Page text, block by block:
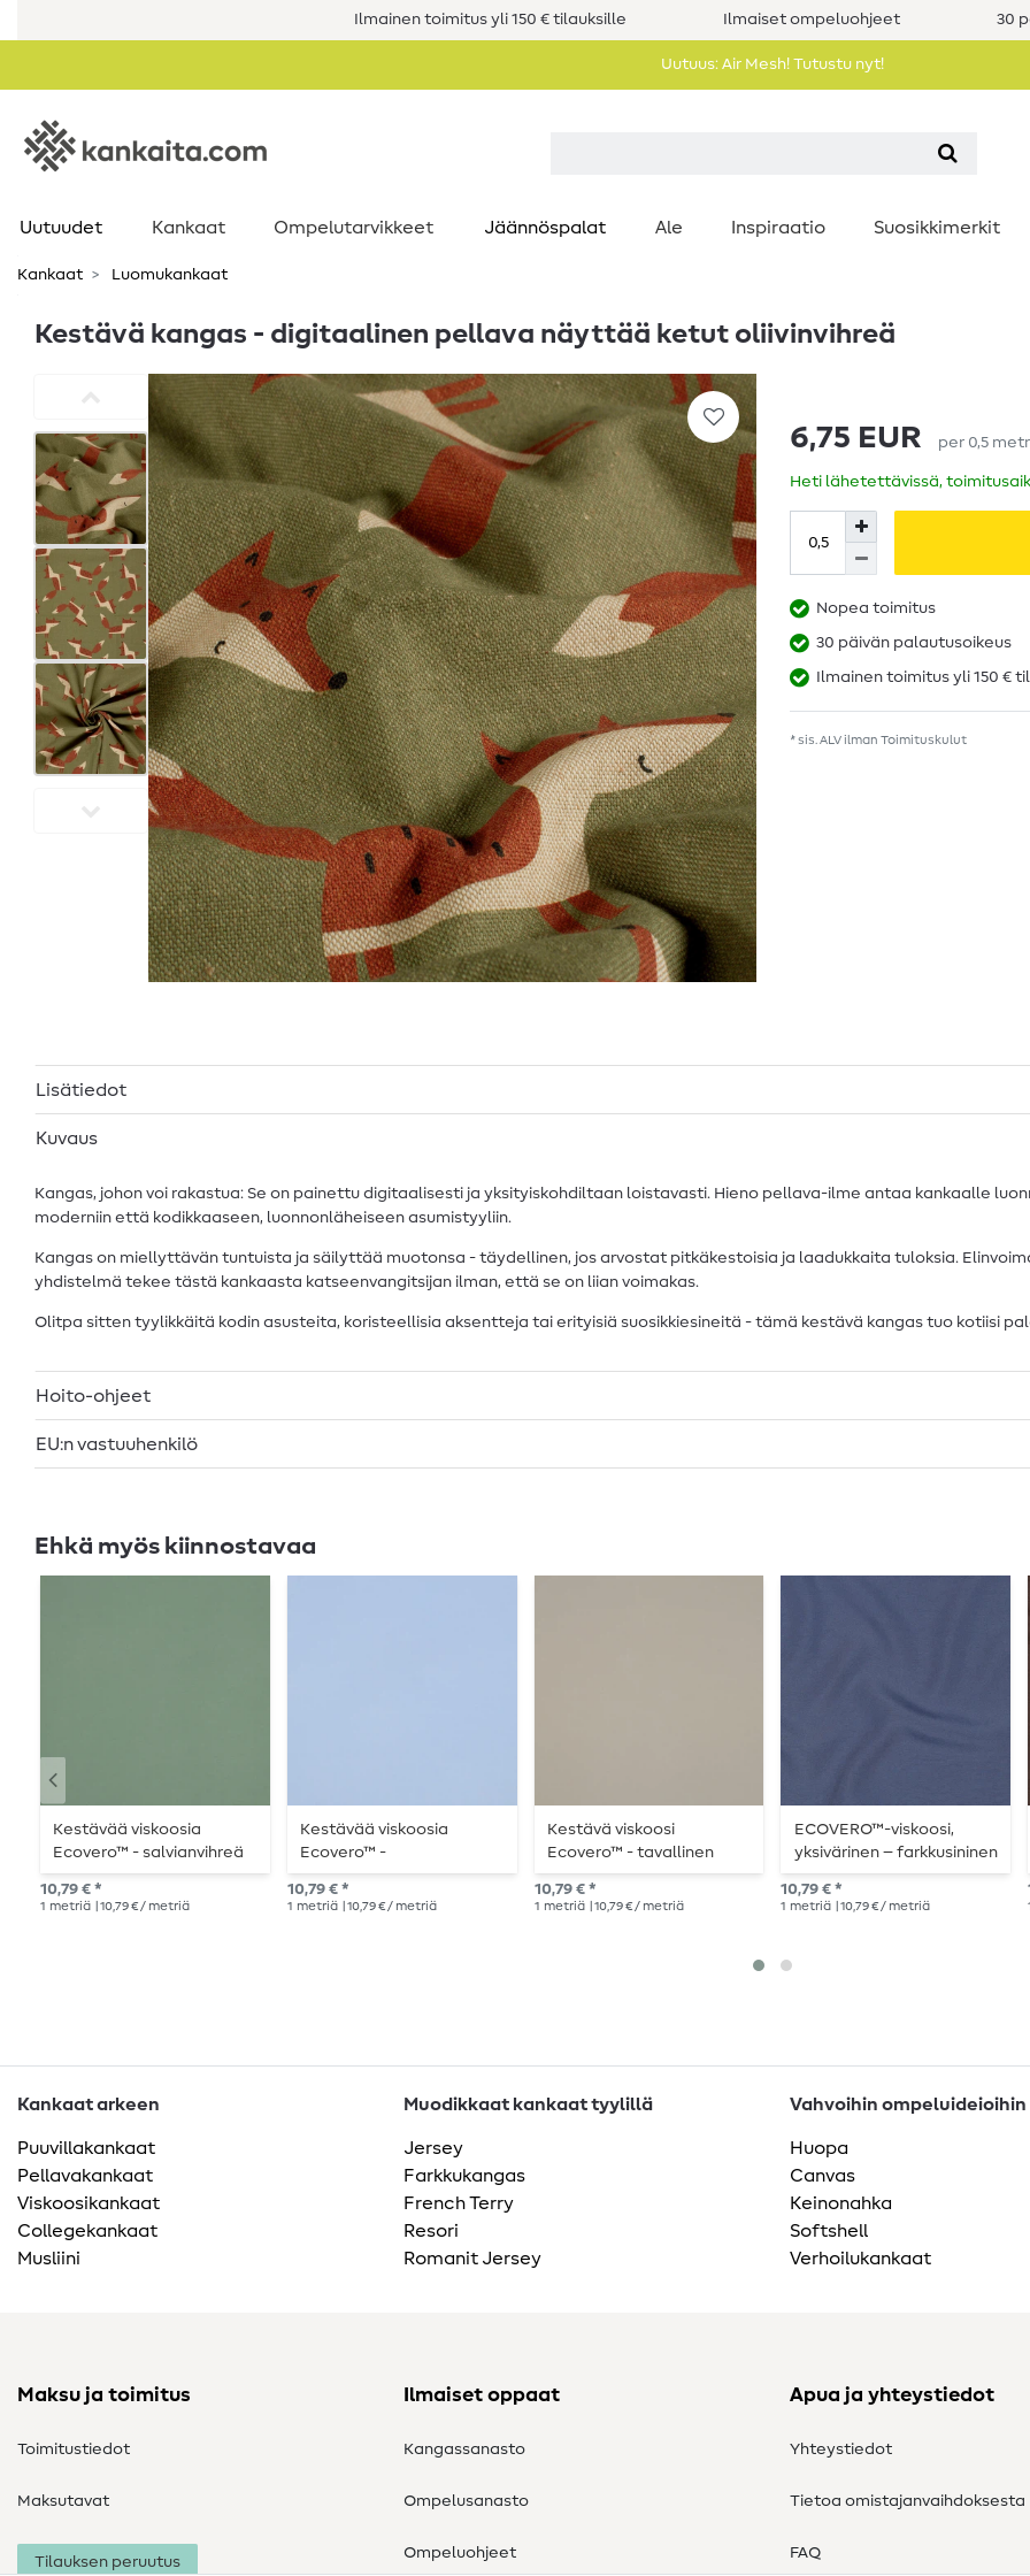
Ilmainen toimitus yli 150 € tilauksille Ilmaiset ompeluohjeet 30
Uutuus: Air Mesh! Tutustu nyt!
Uutuudet Kankaat Ompelutarvikkeet Jäännöspalat Ale Inspiraatio Suosikkimerkit
Kankaat Luomukankaat
Kestävä kangas - digitaalinen pellava näyttää ketut oliivinvihreä
6,75 EUR per 0,5
Heti lähetettävissä,
Nopea toimitus
30 päivän palautusoikeus
Ilmainen toimitus yli 150 €
* sis. ALV ilman Toimituskulut
Lisätiedot
Kuvaus
Kangas, johon voi rakastua: Se on painettu digitaalisesti ja yksityiskohdiltaan loistavasti. Hieno pellava-ilme antaa kankaalle
moderniin että kodikkaaseen, luonnonläheiseen asumistyyliin.
Kangas on miellyttävän tuntuista ja säilyttää muotonsa - täydellinen, jos arvostat pitkäkestoisia ja laadukkaita tuloksia.
yhdistelmä tekee tästä kankaasta katseenvangitsijan ilman, että se on liian voimakas.
Olitpa sitten tyylikkäitä kodin asusteita, koristeellisia aksentteja tai erityisiä suosikkiesineitä - tämä kestävä kangas tuo kotiisi
Hoito-ohjeet
EU:n vastuuhenkilö
Ehkä myös kiinnostavaa
Kestävää viskoosia
Ecovero™ - salvianvihreä
värinen
10,79 € *
1 metriä | 10,79 € / metriä
Kestävää viskoosia
Ecovero™ -
vaaleansininen,
yksivärinen
10,79 € *
1 metriä | 10,79 € / metriä
Kestävä viskoosi
Ecovero™ - tavallinen
beige
10,79 € *
1 metriä | 10,79 € / metriä
ECOVERO™-viskoosi,
yksivärinen – farkkusininen
10,79 € *
1 metriä | 10,79 € / metriä
Kankaat arkeen
Puuvillakankaat
Pellavakankaat
Viskoosikankaat
Collegekankaat
Musliini
Muodikkaat kankaat tyylillä
Jersey
Farkkukangas
French Terry
Resori
Romanit Jersey
Vahvoihin ompeluideioihin
Huopa
Canvas
Keinonahka
Softshell
Verhoilukankaat
Maksu ja toimitus
Toimitustiedot
Maksutavat
Tilauksen peruutus
Ilmaiset oppaat
Kangassanasto
Ompelusanasto
Ompeluohjeet
Apua ja yhteystiedot
Yhteystiedot
Tietoa omistajanvaihdoksesta
FAQ